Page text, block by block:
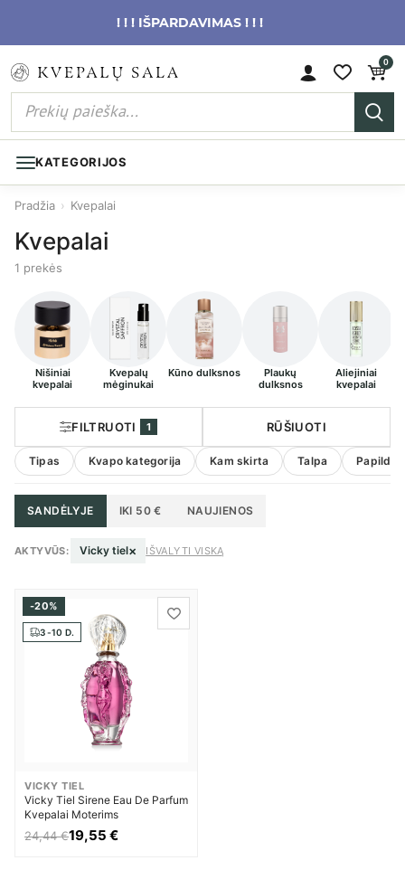
! ! ! IŠPARDAVIMAS ! ! !
0
KATEGORIJOS
Pradžia › Kvepalai
Kvepalai
1 prekės
Nišiniai
kvepalai
Kvepalų
mėginukai
Kūno dulksnos
Plaukų
dulksnos
Aliejiniai
kvepalai
FILTRUOTI 1
Tipas Kvapo kategorija Kam skirta Talpa
RŪŠIUOTI
SANDĖLYJE IKI 50 € NAUJIENOS
AKTYVŪS: Vicky tiel× IŠVALYTI VISKĄ
-20%
3-10 D.
VICKY TIEL
Vicky Tiel Sirene Eau De Parfum
Kvepalai Moterims
24,44 €19,55 €